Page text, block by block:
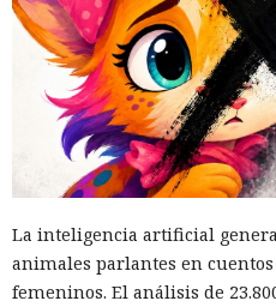
La inteligencia artificial
animales parlantes en
femeninos. El análisis de